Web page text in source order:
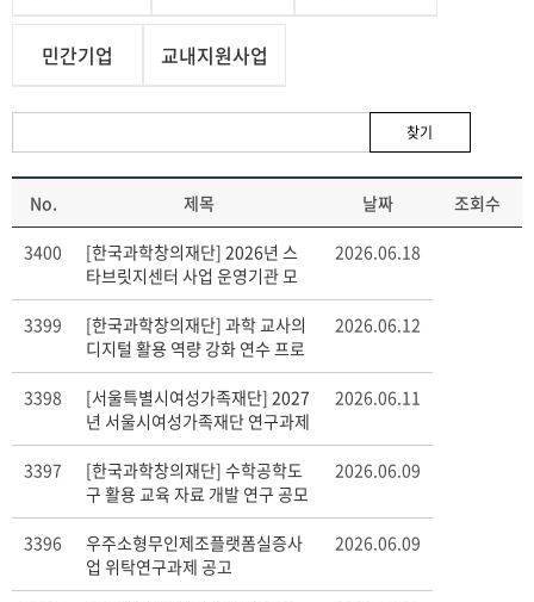
민간기업 교내지원사업
찾기
No. 제목 날짜 조회수
3400
[한국과학창의재단] 2026년 스
타브릿지센터 사업 운영기관 모
집 공모
2026.06.18
3399
[한국과학창의재단] 과학 교사의
디지털 활용 역량 강화 연수 프로
그램 개발
2026.06.12
3398
[서울특별시여성가족재단] 2027
년 서울시여성가족재단 연구과제
개발을 위한 의견 수렴
2026.06.11
3397
[한국과학창의재단] 수학공학도
구 활용 교육 자료 개발 연구 공모
2026.06.09
3396
우주소형무인제조플랫폼실증사
업 위탁연구과제 공고
2026.06.09